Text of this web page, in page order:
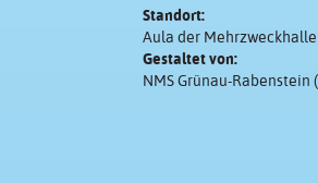
Standort:
Aula der Mehrzweckhalle
Gestaltet von:
NMS Grünau-Rabenstein